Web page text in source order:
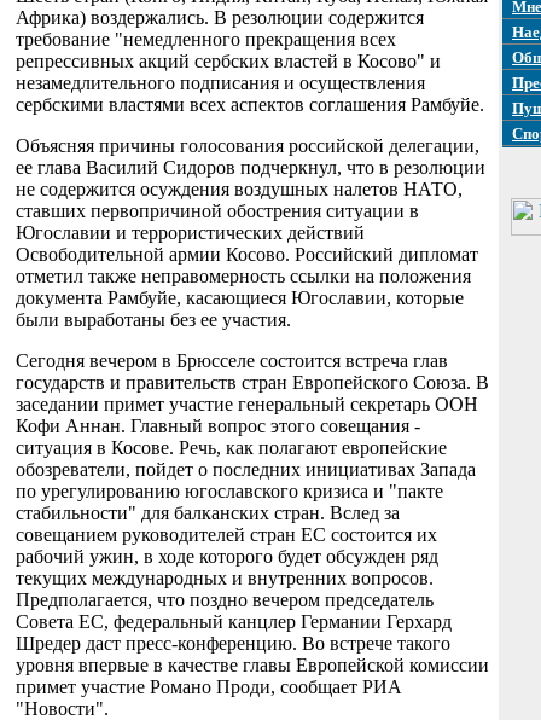
Африка) воздержались. В резолюции содержится
требование "немедленного прекращения всех
репрессивных акций сербских властей в Косово" и
незамедлительного подписания и осуществления
сербскими властями всех аспектов соглашения Рамбуйе.
Объясняя причины голосования российской делегации,
ее глава Василий Сидоров подчеркнул, что в резолюции
не содержится осуждения воздушных налетов НАТО,
ставших первопричиной обострения ситуации в
Югославии и террористических действий
Освободительной армии Косово. Российский дипломат
отметил также неправомерность ссылки на положения
документа Рамбуйе, касающиеся Югославии, которые
были выработаны без ее участия.
Сегодня вечером в Брюсселе состоится встреча глав
государств и правительств стран Европейского Союза. В
заседании примет участие генеральный секретарь ООН
Кофи Аннан. Главный вопрос этого совещания -
ситуация в Косове. Речь, как полагают европейские
обозреватели, пойдет о последних инициативах Запада
по урегулированию югославского кризиса и "пакте
стабильности" для балканских стран. Вслед за
совещанием руководителей стран ЕС состоится их
рабочий ужин, в ходе которого будет обсужден ряд
текущих международных и внутренних вопросов.
Предполагается, что поздно вечером председатель
Совета ЕС, федеральный канцлер Германии Герхард
Шредер даст пресс-конференцию. Во встрече такого
уровня впервые в качестве главы Европейской комиссии
примет участие Романо Проди, сообщает РИА
"Новости".